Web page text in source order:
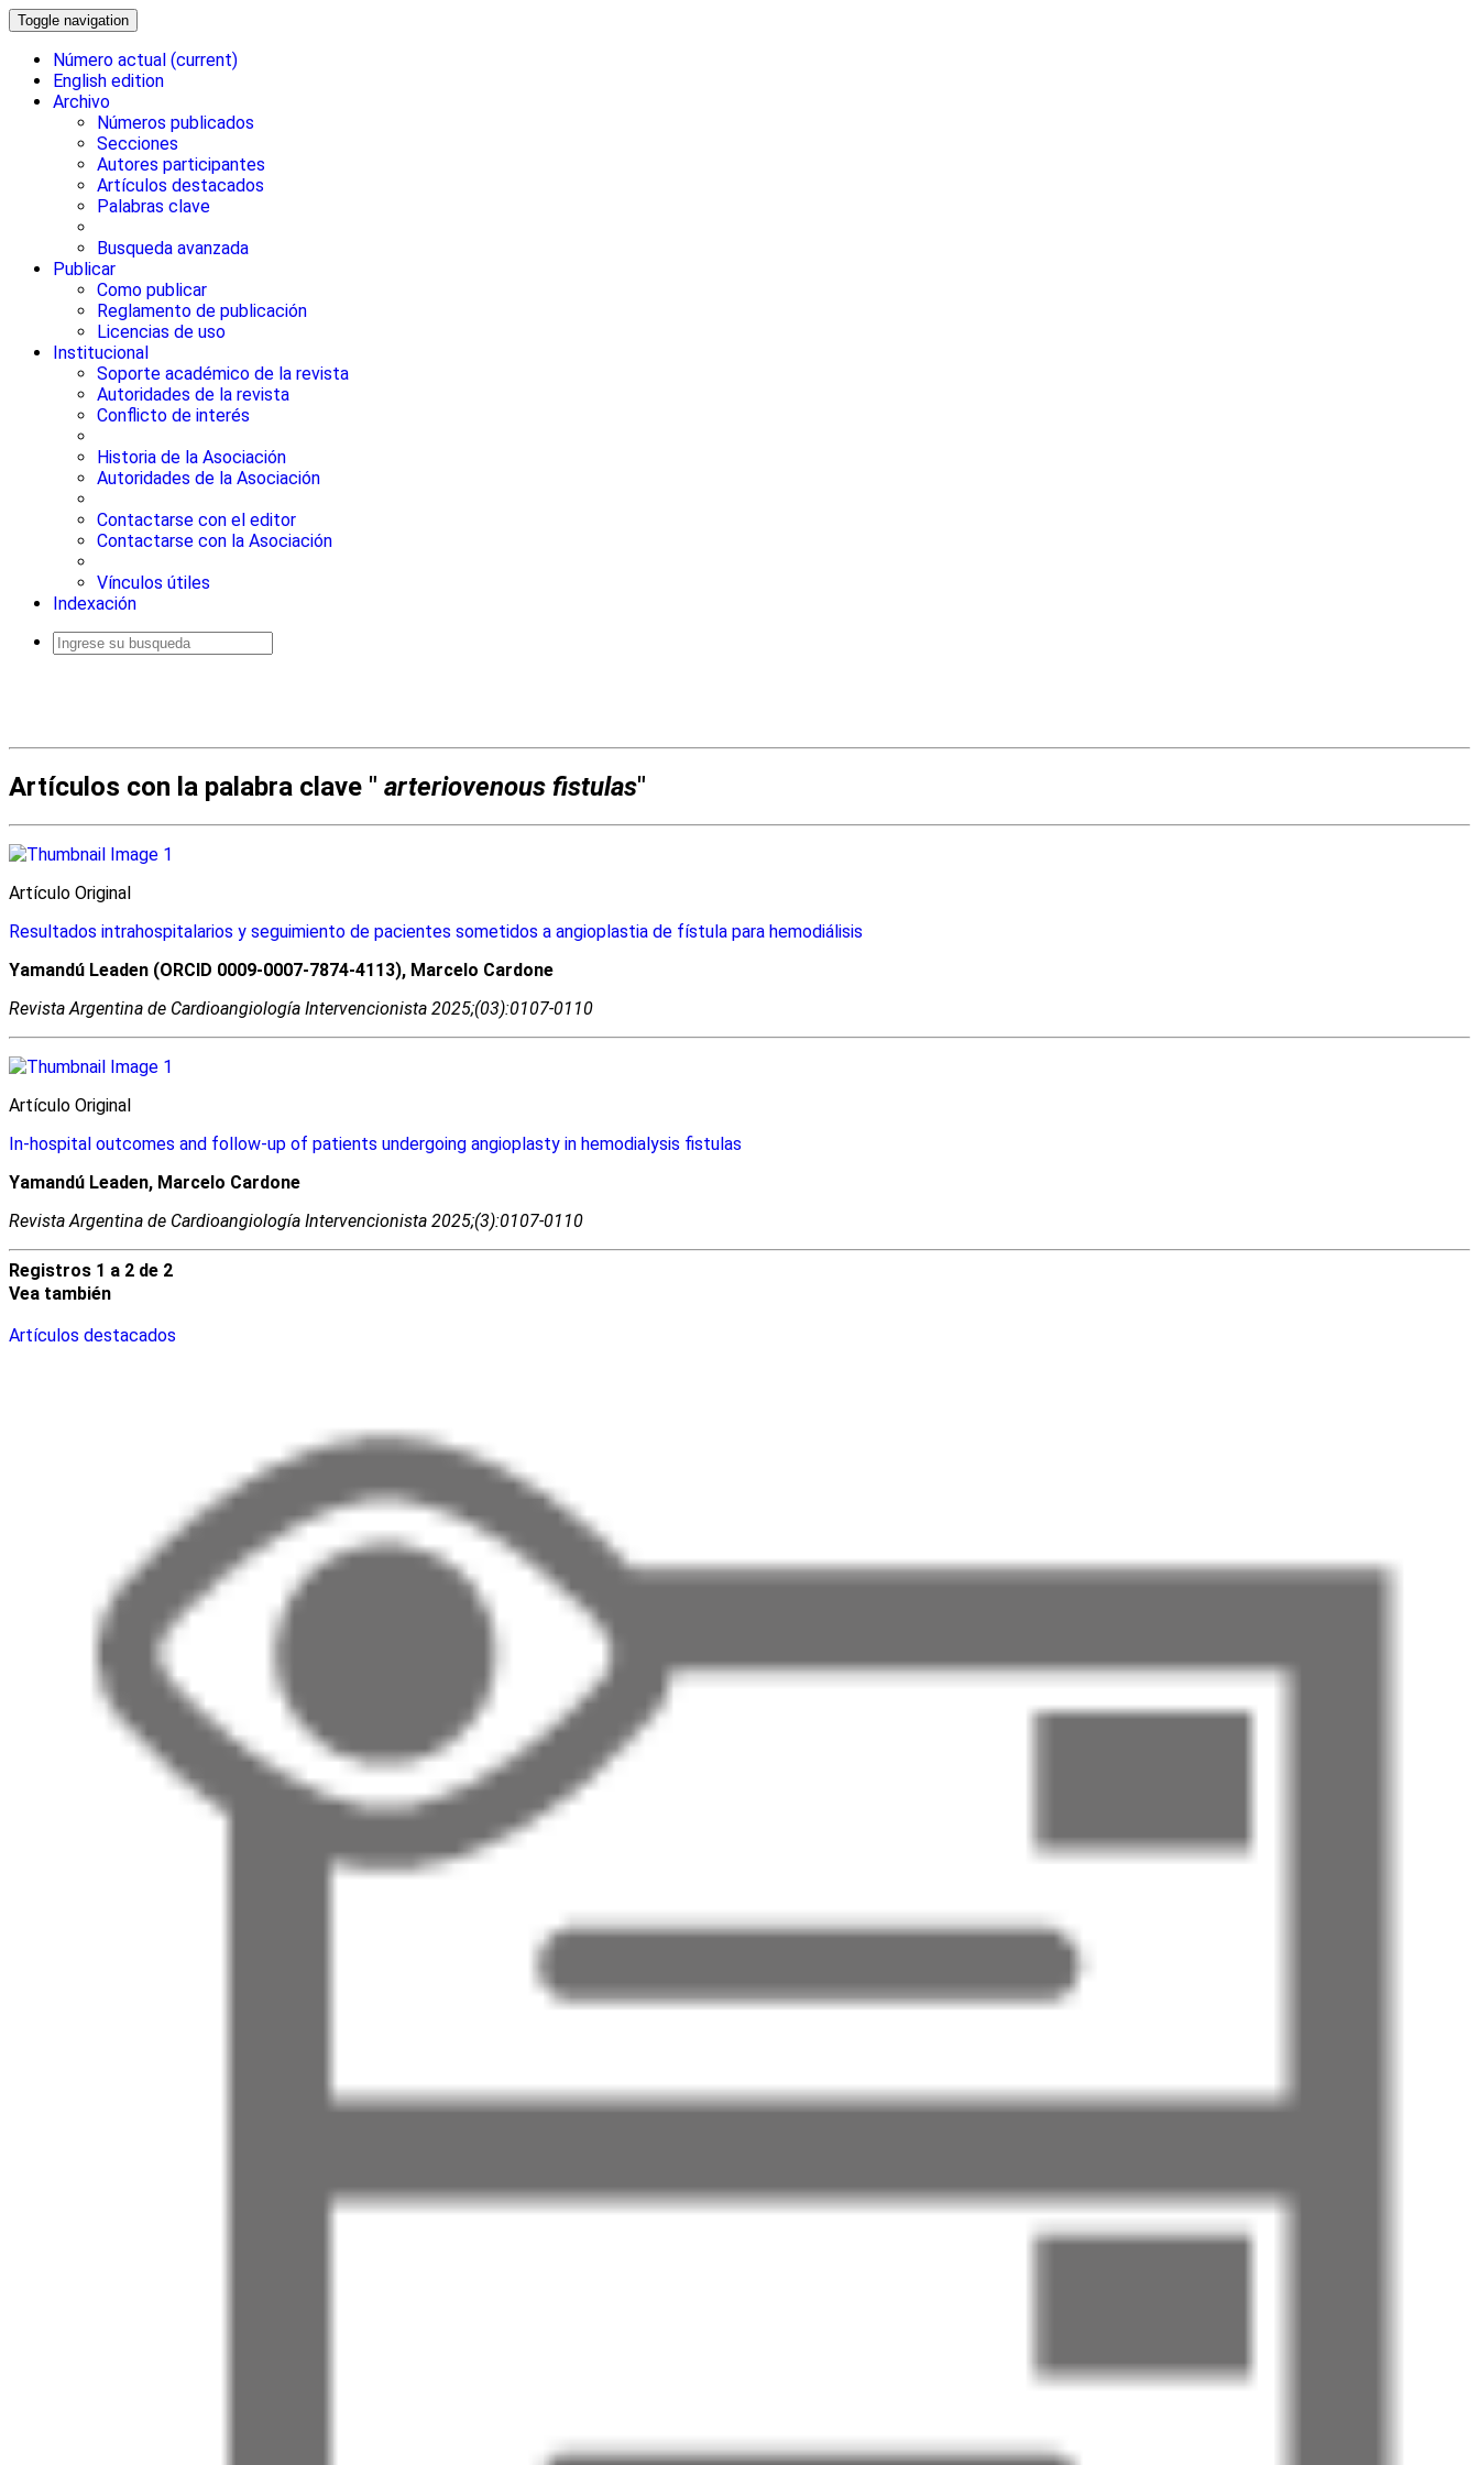
Toggle navigation
Número actual (current)
English edition
Archivo
Números publicados
Secciones
Autores participantes
Artículos destacados
Palabras clave
Busqueda avanzada
Publicar
Como publicar
Reglamento de publicación
Licencias de uso
Institucional
Soporte académico de la revista
Autoridades de la revista
Conflicto de interés
Historia de la Asociación
Autoridades de la Asociación
Contactarse con el editor
Contactarse con la Asociación
Vínculos útiles
Indexación
Artículos con la palabra clave " arteriovenous fistulas"
Artí­culo Original
Resultados intrahospitalarios y seguimiento de pacientes sometidos a angioplastia de fístula para hemodiálisis
Yamandú Leaden (ORCID 0009-0007-7874-4113), Marcelo Cardone
Revista Argentina de Cardioangiologí­a Intervencionista 2025;(03):0107-0110
Artí­culo Original
In-hospital outcomes and follow-up of patients undergoing angioplasty in hemodialysis fistulas
Yamandú Leaden, Marcelo Cardone
Revista Argentina de Cardioangiologí­a Intervencionista 2025;(3):0107-0110
Registros 1 a 2 de 2
Vea también
Artículos destacados